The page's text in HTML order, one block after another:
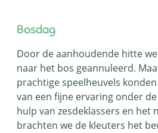
Bosdag
Door de aanhoudende hitte
naar het bos geannuleerd.
prachtige speelheuvels
van een fijne ervaring onder
hulp van zesdeklassers en het
brachten we de kleuters het